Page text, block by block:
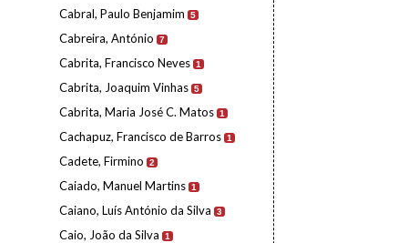
Cabral, Paulo Benjamim 5
Cabreira, António 7
Cabrita, Francisco Neves 1
Cabrita, Joaquim Vinhas 5
Cabrita, Maria José C. Matos 1
Cachapuz, Francisco de Barros 1
Cadete, Firmino 2
Caiado, Manuel Martins 1
Caiano, Luís António da Silva 3
Caio, João da Silva 1